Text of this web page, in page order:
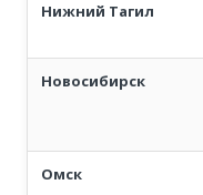
Нижний Тагил
Новосибирск
Омск